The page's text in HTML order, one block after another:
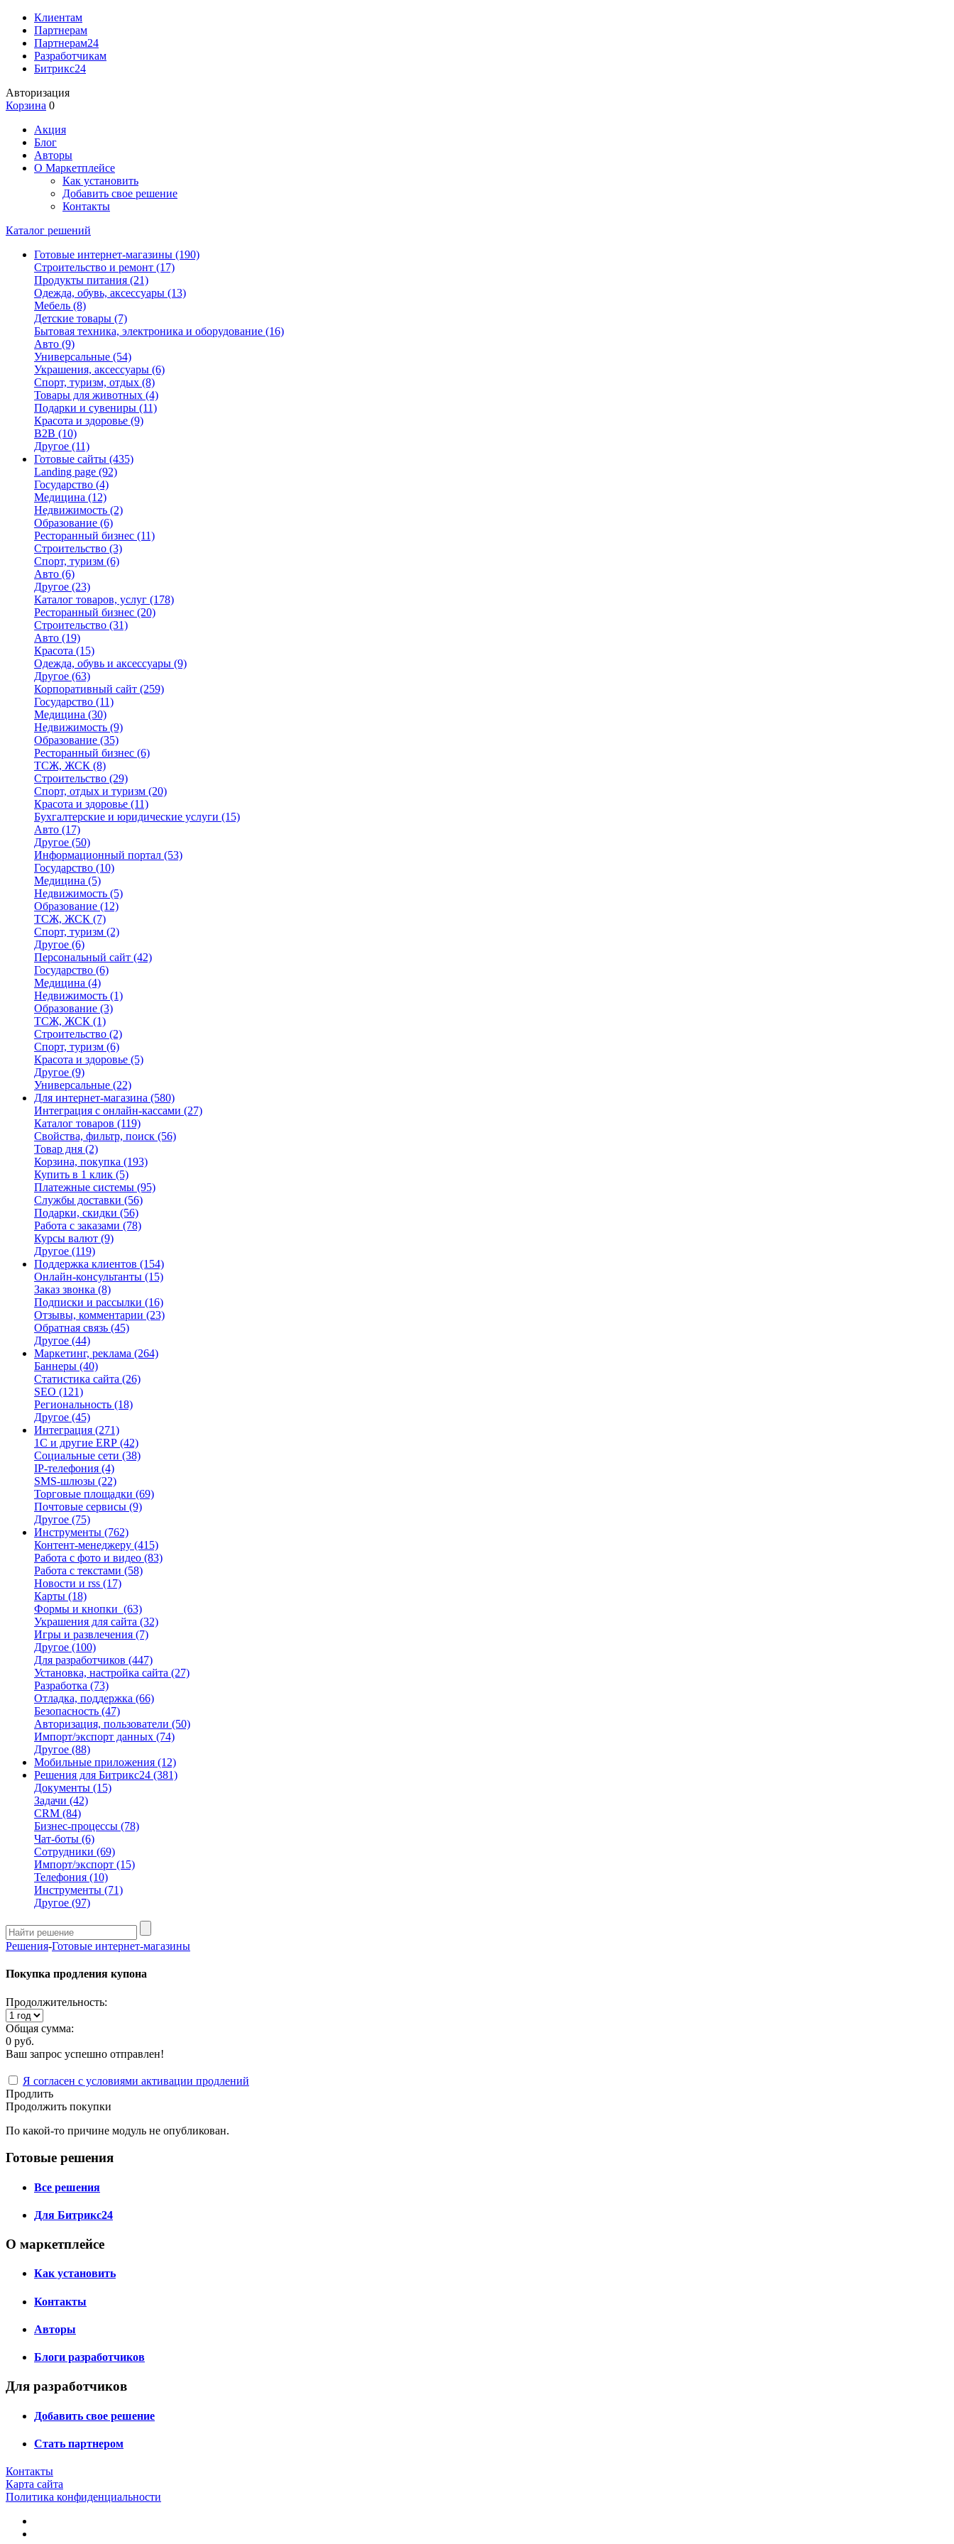
Клиентам
Партнерам
Партнерам24
Разработчикам
Битрикс24
Авторизация
Корзина 0
Акция
Блог
Авторы
О Маркетплейсе
Как установить
Добавить свое решение
Контакты
Каталог решений
Готовые интернет-магазины (190)
Строительство и ремонт (17)
Продукты питания (21)
Одежда, обувь, аксессуары (13)
Мебель (8)
Детские товары (7)
Бытовая техника, электроника и оборудование (16)
Авто (9)
Универсальные (54)
Украшения, аксессуары (6)
Спорт, туризм, отдых (8)
Товары для животных (4)
Подарки и сувениры (11)
Красота и здоровье (9)
B2B (10)
Другое (11)
Готовые сайты (435)
Landing page (92)
Государство (4)
Медицина (12)
Недвижимость (2)
Образование (6)
Ресторанный бизнес (11)
Строительство (3)
Спорт, туризм (6)
Авто (6)
Другое (23)
Каталог товаров, услуг (178)
Ресторанный бизнес (20)
Строительство (31)
Авто (19)
Красота (15)
Одежда, обувь и аксессуары (9)
Другое (63)
Корпоративный сайт (259)
Государство (11)
Медицина (30)
Недвижимость (9)
Образование (35)
Ресторанный бизнес (6)
ТСЖ, ЖСК (8)
Строительство (29)
Спорт, отдых и туризм (20)
Красота и здоровье (11)
Бухгалтерские и юридические услуги (15)
Авто (17)
Другое (50)
Информационный портал (53)
Государство (10)
Медицина (5)
Недвижимость (5)
Образование (12)
ТСЖ, ЖСК (7)
Спорт, туризм (2)
Другое (6)
Персональный сайт (42)
Государство (6)
Медицина (4)
Недвижимость (1)
Образование (3)
ТСЖ, ЖСК (1)
Строительство (2)
Спорт, туризм (6)
Красота и здоровье (5)
Другое (9)
Универсальные (22)
Для интернет-магазина (580)
Интеграция с онлайн-кассами (27)
Каталог товаров (119)
Свойства, фильтр, поиск (56)
Товар дня (2)
Корзина, покупка (193)
Купить в 1 клик (5)
Платежные системы (95)
Службы доставки (56)
Подарки, скидки (56)
Работа с заказами (78)
Курсы валют (9)
Другое (119)
Поддержка клиентов (154)
Онлайн-консультанты (15)
Заказ звонка (8)
Подписки и рассылки (16)
Отзывы, комментарии (23)
Обратная связь (45)
Другое (44)
Маркетинг, реклама (264)
Баннеры (40)
Статистика сайта (26)
SEO (121)
Региональность (18)
Другое (45)
Интеграция (271)
1С и другие ERP (42)
Социальные сети (38)
IP-телефония (4)
SMS-шлюзы (22)
Торговые площадки (69)
Почтовые сервисы (9)
Другое (75)
Инструменты (762)
Контент-менеджеру (415)
Работа с фото и видео (83)
Работа с текстами (58)
Новости и rss (17)
Карты (18)
Формы и кнопки (63)
Украшения для сайта (32)
Игры и развлечения (7)
Другое (100)
Для разработчиков (447)
Установка, настройка сайта (27)
Разработка (73)
Отладка, поддержка (66)
Безопасность (47)
Авторизация, пользователи (50)
Импорт/экспорт данных (74)
Другое (88)
Мобильные приложения (12)
Решения для Битрикс24 (381)
Документы (15)
Задачи (42)
CRM (84)
Бизнес-процессы (78)
Чат-боты (6)
Сотрудники (69)
Импорт/экспорт (15)
Телефония (10)
Инструменты (71)
Другое (97)
Решения-Готовые интернет-магазины
Покупка продления купона
Продолжительность:
Общая сумма:
0 руб.
Ваш запрос успешно отправлен!
Я согласен с условиями активации продлений
Продлить
Продолжить покупки
По какой-то причине модуль не опубликован.
Готовые решения
Все решения
Для Битрикс24
О маркетплейсе
Как установить
Контакты
Авторы
Блоги разработчиков
Для разработчиков
Добавить свое решение
Стать партнером
Контакты
Карта сайта
Политика конфиденциальности